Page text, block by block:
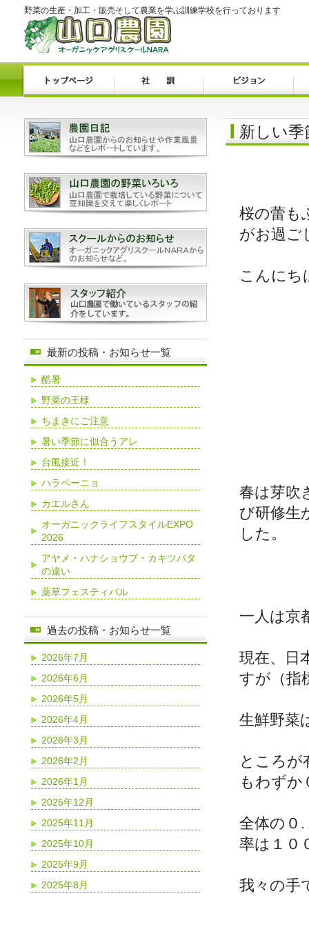
野菜の生産・加工・販売そして農業を学ぶ訓練学校を行っております
新しい季
桜の蕾も
がお過ご
こんにち
春は芽吹
び研修生
した。
一人は京
現在、日
すが（指
生鮮野菜
ところが
もわずか
全体の０
率は１０
我々の手
最新の投稿・お知らせ一覧
酷暑
野菜の王様
ちまきにご注意
暑い季節に似合うアレ
台風接近！
ハラペーニョ
カエルさん
オーガニックライフスタイルEXPO
2026
アヤメ・ハナショウブ・カキツバタ
の違い
薬草フェスティバル
過去の投稿・お知らせ一覧
2026年7月
2026年6月
2026年5月
2026年4月
2026年3月
2026年2月
2026年1月
2025年12月
2025年11月
2025年10月
2025年9月
2025年8月